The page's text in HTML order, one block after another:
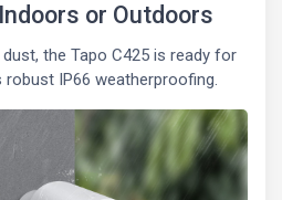
or Outdoors
the Tapo C425 is ready for
IP66 weatherproofing.